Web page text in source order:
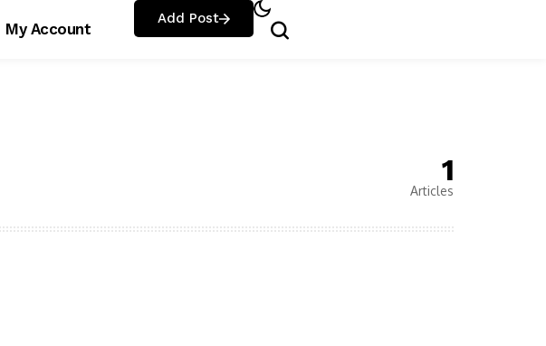
My Account
Add Post
1
Articles